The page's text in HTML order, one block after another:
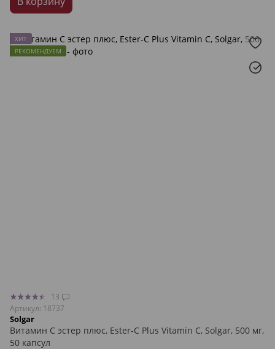
ХИТ
РЕКОМЕНДУЕМ
13
Артикул: 18737
Solgar
Витамин С эстер плюс, Ester-C Plus Vitamin C, Solgar, 500 мг,
50 капсул